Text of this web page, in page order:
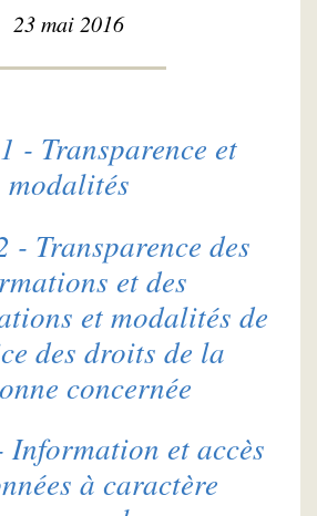
23 mai 2016
- Transparence et
modalités
Transparence des
et des
et modalités de
des droits de la
concernée
Information et accès
à caractère